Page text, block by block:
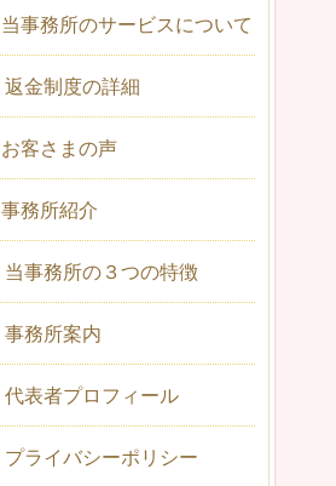
当事務所のサービスについて
返金制度の詳細
お客さまの声
事務所紹介
当事務所の３つの特徴
事務所案内
代表者プロフィール
プライバシーポリシー